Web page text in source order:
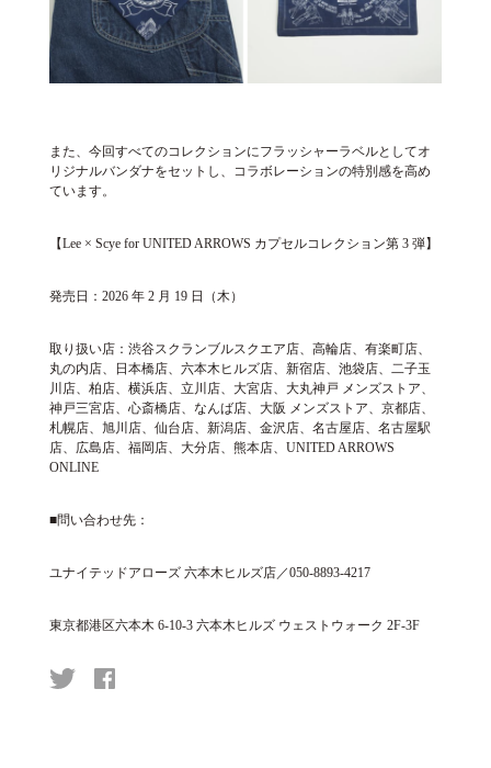
また、今回すべてのコレクションにフラッシャーラベルとしてオ
リジナルバンダナをセットし、コラボレーションの特別感を高め
ています。
【Lee × Scye for UNITED ARROWS カプセルコレクション第 3 弾】
発売日：2026 年 2 月 19 日（木）
取り扱い店：渋谷スクランブルスクエア店、高輪店、有楽町店、
丸の内店、日本橋店、六本木ヒルズ店、新宿店、池袋店、二子玉
川店、柏店、横浜店、立川店、大宮店、大丸神戸 メンズストア、
神戸三宮店、心斎橋店、なんば店、大阪 メンズストア、京都店、
札幌店、旭川店、仙台店、新潟店、金沢店、名古屋店、名古屋駅
店、広島店、福岡店、大分店、熊本店、UNITED ARROWS
ONLINE
■問い合わせ先：
ユナイテッドアローズ 六本木ヒルズ店／050-8893-4217
東京都港区六本木 6-10-3 六本木ヒルズ ウェストウォーク 2F-3F